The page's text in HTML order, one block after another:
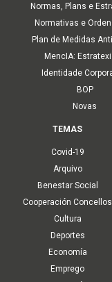
Normas, Plans e
Normativas e
Plan de Medidas
MencIA:
Identidade
BOP
Novas
TEMAS
Covid-19
Arquivo
Benestar Social
Cooperación Concellos
Cultura
Deportes
Economía
Emprego